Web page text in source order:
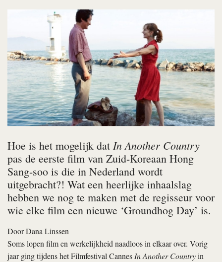
Hoe is het mogelijk dat In Another Country
pas de eerste film van Zuid-Koreaan Hong
Sang-soo is die in Nederland wordt
uitgebracht?! Wat een heerlijke inhaalslag
hebben we nog te maken met de regisseur voor
wie elke film een nieuwe ‘Groundhog Day’ is.
DoorDana Linssen
Soms lopen film en werkelijkheid naadloos in elkaar over. Vorig
jaar ging tijdens het Filmfestival CannesIn Another Countryin